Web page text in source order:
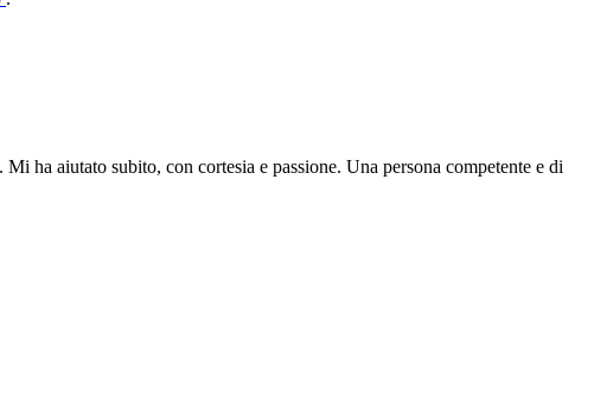
ha aiutato subito, con cortesia e passione. Una persona competente e di